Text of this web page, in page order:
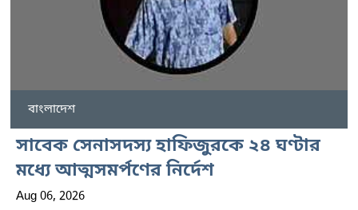
বাংলাদেশ
সাবেক সেনাসদস্য হাফিজুরকে ২৪ ঘণ্টার
মধ্যে আত্মসমর্পণের নির্দেশ
Aug 06, 2026